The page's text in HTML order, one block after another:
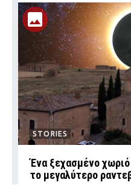
STORIES
Ένα ξεχασμένο χωριό
το μεγαλύτερο